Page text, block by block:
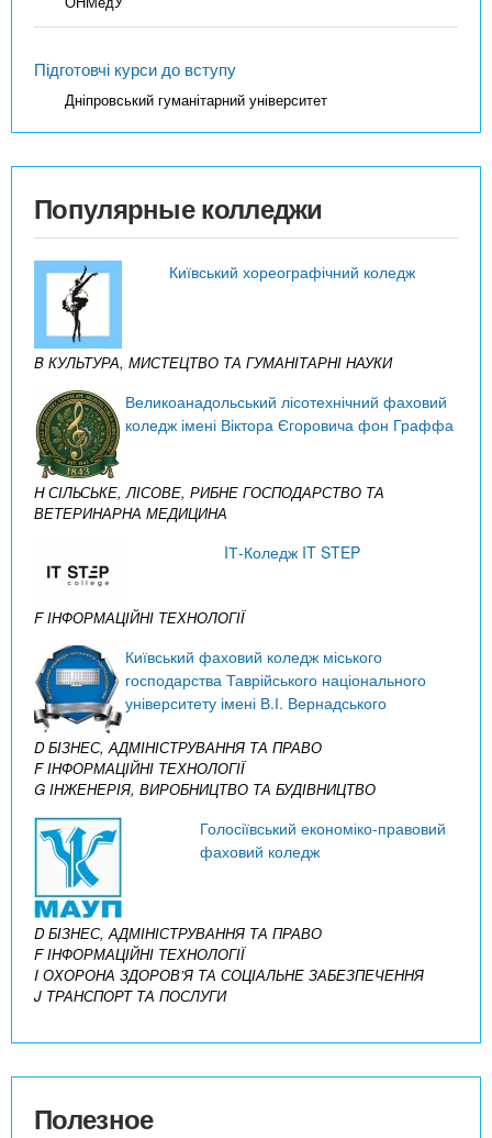
Підготовчі курси до вступу
Дніпровський гуманітарний університет
Популярные колледжи
Київський хореографічний коледж
B КУЛЬТУРА, МИСТЕЦТВО ТА ГУМАНІТАРНІ НАУКИ
Великоанадольський лісотехнічний фаховий
коледж імені Віктора Єгоровича фон Граффа
H СІЛЬСЬКЕ, ЛІСОВЕ, РИБНЕ ГОСПОДАРСТВО ТА
ВЕТЕРИНАРНА МЕДИЦИНА
IТ-Коледж IT STEP
F ІНФОРМАЦІЙНІ ТЕХНОЛОГІЇ
Київський фаховий коледж міського
господарства Таврійського національного
університету імені В.І. Вернадського
D БІЗНЕС, АДМІНІСТРУВАННЯ ТА ПРАВО
F ІНФОРМАЦІЙНІ ТЕХНОЛОГІЇ
G ІНЖЕНЕРІЯ, ВИРОБНИЦТВО ТА БУДІВНИЦТВО
Голосіївський економіко-правовий
фаховий коледж
D БІЗНЕС, АДМІНІСТРУВАННЯ ТА ПРАВО
F ІНФОРМАЦІЙНІ ТЕХНОЛОГІЇ
I ОХОРОНА ЗДОРОВ’Я ТА СОЦІАЛЬНЕ ЗАБЕЗПЕЧЕННЯ
J ТРАНСПОРТ ТА ПОСЛУГИ
Полезное